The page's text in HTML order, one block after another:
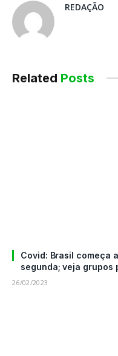
REDAÇÃO
Related Posts
Covid: Brasil começa
segunda; veja grupos
26/02/2023